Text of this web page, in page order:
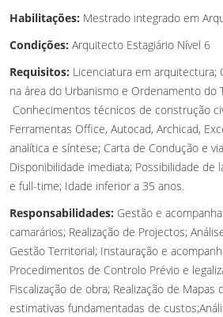
Habilitações: Mestrado integrado em
Condições: Arquitecto Estagiário Nível 6
Requisitos: Licenciatura em arquitectura;
na área do Urbanismo e Ordenamento do
Conhecimentos técnicos de construção
Ferramentas Office, Autocad, Archicad,
analítica e síntese; Carta de Condução e
Disponibilidade imediata; Possibilidade de
e full-time; Idade inferior a 35 anos.
Responsabilidades: Gestão e
camarários; Realização de Projectos;
Gestão Territorial; Instauração e
Procedimentos de Controlo Prévio e
Fiscalização de obra; Realização de Mapas
estimativas fundamentadas de